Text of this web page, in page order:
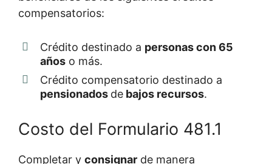
compensatorios:
Crédito destinado a personas con 65
años o más.
Crédito compensatorio destinado a
pensionados de bajos recursos.
Costo del Formulario 481.1
Completar y consignar de manera